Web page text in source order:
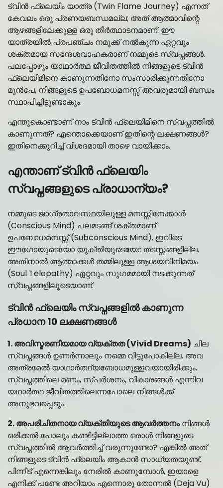
ട്വിൻ ഫ്ലെയിം യാത്ര (Twin Flame Journey) എന്നത്
കേവലം ഒരു പ്രണയബന്ധമല്ല; അത് ആത്മാവിന്റെ
ആഴങ്ങളിലേക്കുള്ള ഒരു തീർത്ഥാടനമാണ്. ഈ
യാത്രയിൽ പ്രപഞ്ചം നമുക്ക് നൽകുന്ന ഏറ്റവും
ശക്തമായ സന്ദേശവാഹകരാണ് നമ്മുടെ സ്വപ്നങ്ങൾ.
പലപ്പോഴും യാഥാർത്ഥ ജീവിതത്തിൽ നിങ്ങളുടെ ട്വിൻ
ഫ്ലെയിമിനെ കാണുന്നതിനോ സംസാരിക്കുന്നതിനോ
മുൻപേ, നിങ്ങളുടെ ഉപബോധമനസ്സ് അവരുമായി ബന്ധം
സ്ഥാപിച്ചിട്ടുണ്ടാകും.
എന്തുകൊണ്ടാണ് നാം ട്വിൻ ഫ്ലെയിമിനെ സ്വപ്നത്തിൽ
കാണുന്നത്? എന്തൊക്കെയാണ് ഇതിന്റെ ലക്ഷണങ്ങൾ?
ഇതിനെക്കുറിച്ച് വിശദമായി താഴെ വായിക്കാം.
എന്താണ് ട്വിൻ ഫ്ലെയിം
സ്വപ്നങ്ങളുടെ പ്രാധാന്യം?
നമ്മുടെ ജാഗ്രതാവസ്ഥയിലുള്ള മനസ്സിനേക്കാൾ
(Conscious Mind) പലമടങ്ങ് ശക്തമാണ്
ഉപബോധമനസ്സ് (Subconscious Mind). ഇവിടെ
ഈഗോയുടെയോ യുക്തിയുടെയോ തടസ്സങ്ങളില്ല.
അതിനാൽ ആത്മാക്കൾ തമ്മിലുള്ള ആശയവിനിമയം
(Soul Telepathy) ഏറ്റവും സുഗമമായി നടക്കുന്നത്
സ്വപ്നങ്ങളിലൂടെയാണ്.
ട്വിൻ ഫ്ലെയിം സ്വപ്നങ്ങളിൽ കാണുന്ന
പ്രധാന 10 ലക്ഷണങ്ങൾ
1. അവിസ്മരണീയമായ വ്യക്തത (Vivid Dreams) ചില
സ്വപ്നങ്ങൾ ഉണർന്നാലും നമ്മെ വിട്ടുപോകില്ല. അവ
അത്രമേൽ യാഥാർത്ഥ്യബോധമുള്ളവയായിരിക്കും.
സ്വപ്നത്തിലെ മണം, സ്പർശനം, വികാരങ്ങൾ എന്നിവ
യഥാർത്ഥ ജീവിതത്തിലെന്നപോലെ നിങ്ങൾക്ക്
അനുഭവപ്പെടും.
2. അപരിചിതനായ വ്യക്തിയുടെ ആവർത്തനംനിങ്ങൾ
ഒരിക്കൽ പോലും കണ്ടിട്ടില്ലാത്ത ഒരാൾ നിങ്ങളുടെ
സ്വപ്നത്തിൽ ആവർത്തിച്ച് വരുന്നുണ്ടോ? എങ്കിൽ അത്
നിങ്ങളുടെ ട്വിൻ ഫ്ലെയിം ആകാൻ സാധ്യതയുണ്ട്.
പിന്നീട് എന്നെങ്കിലും നേരിൽ കാണുമ്പോൾ, ഇയാളെ
എനിക്ക് പണ്ടേ അറിയാം എന്നൊരു തോന്നൽ (Deja Vu)